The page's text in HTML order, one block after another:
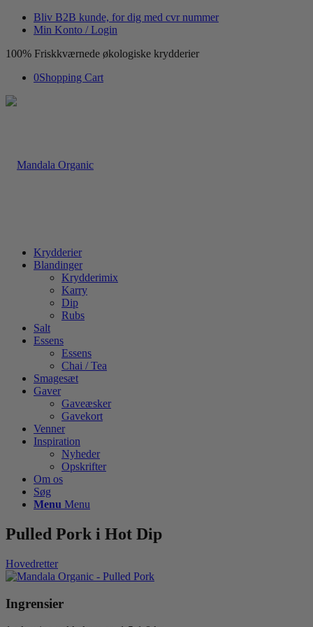
Bliv B2B kunde, for dig med cvr nummer
Min Konto / Login
100% Friskkværnede økologiske krydderier
0Shopping Cart
Krydderier
Blandinger
Krydderimix
Karry
Dip
Rubs
Salt
Essens
Essens
Chai / Tea
Smagesæt
Gaver
Gaveæsker
Gavekort
Venner
Inspiration
Nyheder
Opskrifter
Om os
Søg
Menu Menu
Pulled Pork i Hot Dip
Hovedretter
Ingrensier